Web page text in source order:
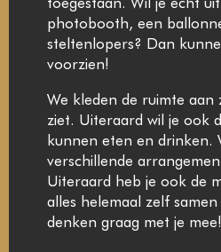
photobooth, een
steltenlopers? Dan
voorzien!
We kleden de ruimte aan
ziet. Uiteraard wil je ook
kunnen eten en drinken.
verschillende
Uiteraard heb je ook de
alles helemaal zelf
denken graag met je mee!